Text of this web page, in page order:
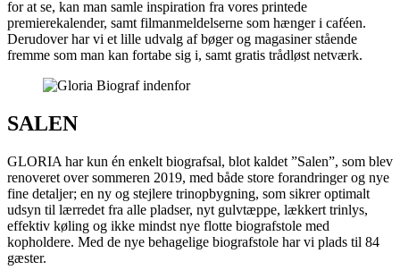
for at se, kan man samle inspiration fra vores printede
premierekalender, samt filmanmeldelserne som hænger i caféen.
Derudover har vi et lille udvalg af bøger og magasiner stående
fremme som man kan fortabe sig i, samt gratis trådløst netværk.
SALEN
GLORIA har kun én enkelt biografsal, blot kaldet ”Salen”, som blev
renoveret over sommeren 2019, med både store forandringer og nye
fine detaljer; en ny og stejlere trinopbygning, som sikrer optimalt
udsyn til lærredet fra alle pladser, nyt gulvtæppe, lækkert trinlys,
effektiv køling og ikke mindst nye flotte biografstole med
kopholdere. Med de nye behagelige biografstole har vi plads til 84
gæster.